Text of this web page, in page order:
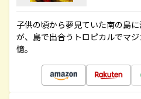
子供の頃から夢見ていた南の島
が、島で出合うトロピカルでマ
憶。